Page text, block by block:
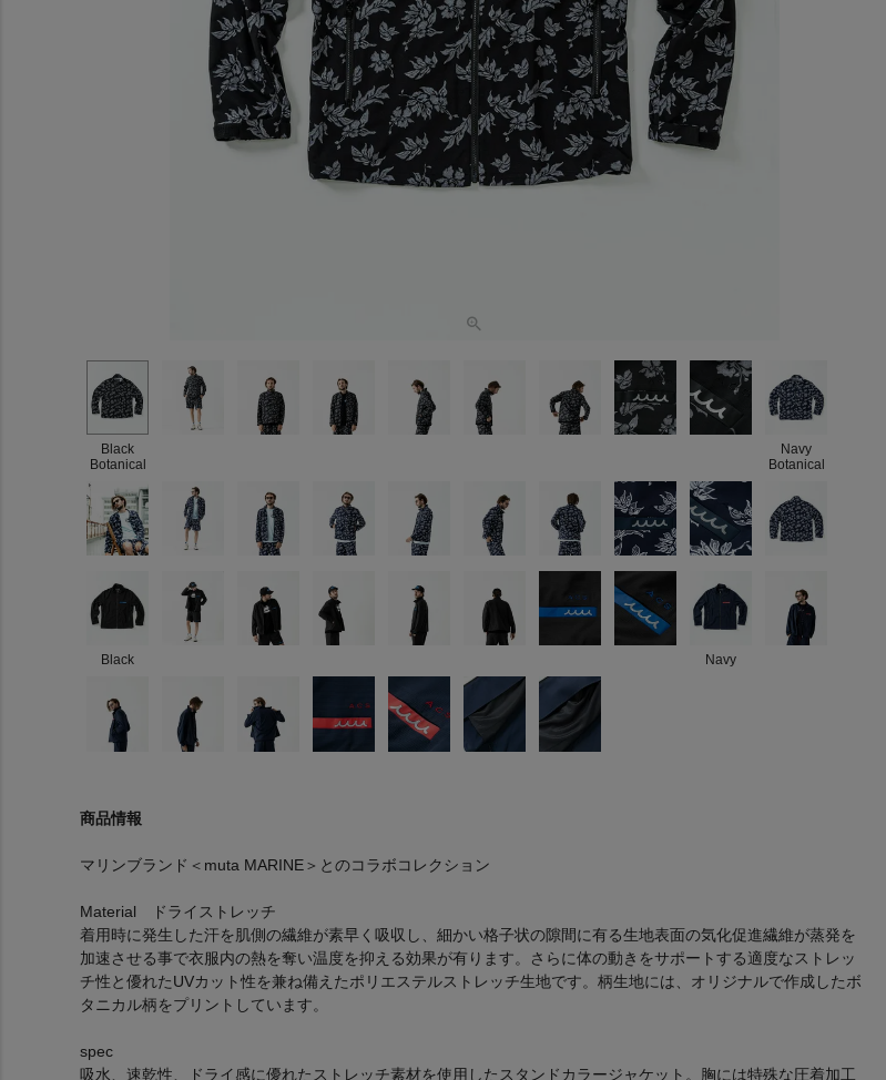
Black
Botanical
Navy
Botanical
Black Navy
商品情報
マリンブランド＜muta MARINE＞とのコラボコレクション
Material ドライストレッチ
着用時に発生した汗を肌側の繊維が素早く吸収し、細かい格子状の隙間に有る生地表面の気化促進繊維が蒸発を
加速させる事で衣服内の熱を奪い温度を抑える効果が有ります。さらに体の動きをサポートする適度なストレッ
チ性と優れたUVカット性を兼ね備えたポリエステルストレッチ生地です。柄生地には、オリジナルで作成したボ
タニカル柄をプリントしています。
spec
吸水、速乾性、ドライ感に優れたストレッチ素材を使用したスタンドカラージャケット。胸には特殊な圧着加工